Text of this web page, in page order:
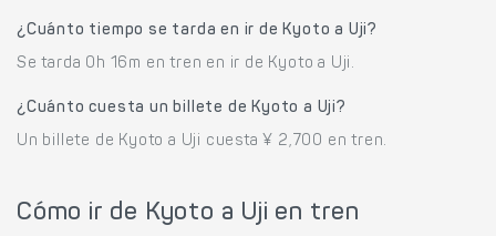
¿Cuánto tiempo se tarda en ir de Kyoto a Uji?
Se tarda 0h 16m en tren en ir de Kyoto a Uji.
¿Cuánto cuesta un billete de Kyoto a Uji?
Un billete de Kyoto a Uji cuesta ¥ 2,700 en tren.
Cómo ir de Kyoto a Uji en tren